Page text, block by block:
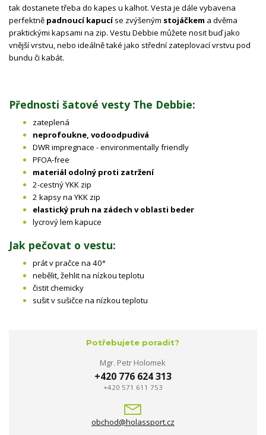
tak dostanete třeba do kapes u kalhot. Vesta je dále vybavena
perfektně padnoucí kapucíse zvýšeným stojáčkem a dvěma
praktickými kapsami na zip. Vestu Debbie můžete nosit buď jako
vnější vrstvu, nebo ideálně také jako střední zateplovací vrstvu pod
bundu či kabát.
Přednosti šatové vesty The Debbie:
zateplená
neprofoukne, vodoodpudivá
DWR impregnace - environmentally friendly
PFOA-free
materiál odolný proti zatržení
2-cestný YKK zip
2 kapsy na YKK zip
elastický pruh na zádech v oblasti beder
lycrový lem kapuce
Jak pečovat o vestu:
prát v pračce na 40°
nebělit, žehlit na nízkou teplotu
čistit chemicky
sušit v sušičce na nízkou teplotu
Potřebujete poradit?
Mgr. Petr Holomek
+420 776 624 313
+420 571 611 753
obchod@holassport.cz